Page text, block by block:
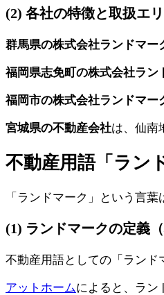
(2) 各社の特徴と取扱エ
群馬県の株式会社ランドマー
福岡県志免町の株式会社ラン
福岡市の株式会社ランドマー
宮城県の不動産会社は、仙南
不動産用語「ラン
「ランドマーク」という言
(1) ランドマークの定義
不動産用語としての「ランド
アットホームによると、ラン